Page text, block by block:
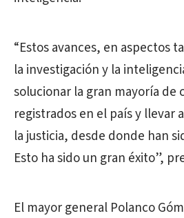
“Estos avances, en aspectos
la investigación y la
solucionar la gran mayoría de
registrados en el país y llevar
la justicia, desde donde han
Esto ha sido un gran éxito”,
El mayor general Polanco